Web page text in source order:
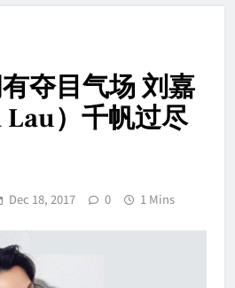
夺目气场 刘嘉
）千帆过尽
Dec 18, 2017 0 1 Mins